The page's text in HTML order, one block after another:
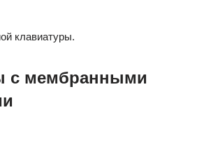
клавиатуры.
с мембранными